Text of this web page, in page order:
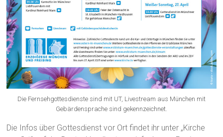
Die Fernsehgottesdienste sind mit UT, Livestream aus München mit
Gebärdensprache sind gekennzeichnet.
Die Infos über Gottesdienst vor Ort findet ihr unter „Kirche